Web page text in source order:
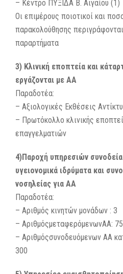
– Κέντρο ΠΥΞΙΔΑ Β. Αιγαίου (1)
Οι επιμέρους ποιοτικοί και
παρακολούθησης
παραρτήματα
3) Κλινική εποπτεία και
εργάζονται με ΑΑ
Παραδοτέα:
– Αξιολογικές Εκθέσεις
– Πρωτόκολλο κλινικής
επαγγελματιών
4)Παροχή υπηρεσιών
υγειονομικά ιδρύματα και
νοσηλείας για ΑΑ
Παραδοτέα:
– Αριθμός κινητών μονάδων : 3
– ΑριθμόςμεταφερόμενωνΑΑ:
– Αριθμόςσυνοδευόμενων ΑΑ
300